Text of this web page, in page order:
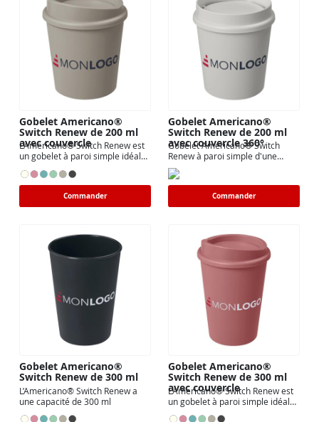
Gobelet Americano®
Switch Renew de 200 ml
avec couvercle
L’Americano® Switch Renew est
un gobelet à paroi simple idéal
Commander
Gobelet Americano®
Switch Renew de 200 ml
avec couvercle 360°
Gobelet Americano® Switch
Renew à paroi simple d'une
capacité de 200 ml Le
Commander
Gobelet Americano®
Switch Renew de 300 ml
L’Americano® Switch Renew a
une capacité de 300 ml
Gobelet Americano®
Switch Renew de 300 ml
avec couvercle
L’Americano® Switch Renew est
un gobelet à paroi simple idéal